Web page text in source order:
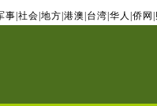
事 社会 地方 港澳 台湾 华人 侨网